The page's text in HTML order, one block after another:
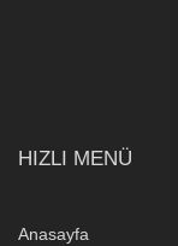
HIZLI MENÜ
Anasayfa